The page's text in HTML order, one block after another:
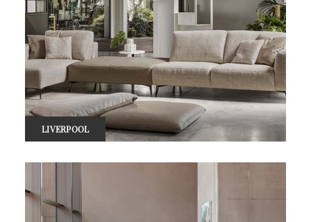
LIVERPOOL